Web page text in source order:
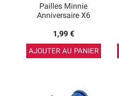
Pailles Minnie
Anniversaire X6
1,99 €
AJOUTER AU PANIER